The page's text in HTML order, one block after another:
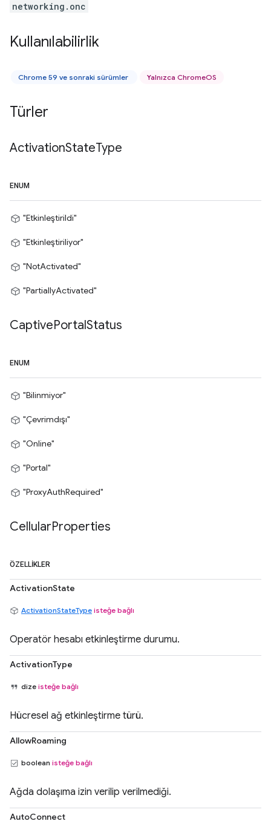
networking.onc
Kullanılabilirlik
Chrome 59 ve sonraki sürümler Yalnızca ChromeOS
Türler
ActivationStateType
ENUM
"Etkinleştirildi"
"Etkinleştiriliyor"
"NotActivated"
"PartiallyActivated"
CaptivePortalStatus
ENUM
"Bilinmiyor"
"Çevrimdışı"
"Online"
"Portal"
"ProxyAuthRequired"
CellularProperties
ÖZELLIKLER
ActivationState
ActivationStateType isteğe bağlı
Operatör hesabı etkinleştirme durumu.
ActivationType
dize isteğe bağlı
Hücresel ağ etkinleştirme türü.
AllowRoaming
boolean isteğe bağlı
Ağda dolaşıma izin verilip verilmediği.
AutoConnect